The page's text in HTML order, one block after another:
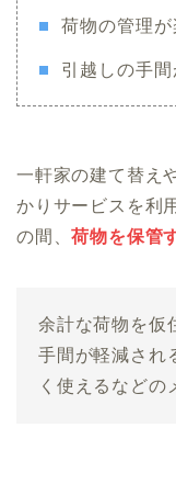
荷物の管理が
引越しの手
一軒家の建て替え
かりサービスを利
の間、荷物を保管
余計な荷物を仮
手間が軽減され
く使えるなどの